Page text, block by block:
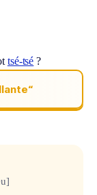
tsé-tsé ?